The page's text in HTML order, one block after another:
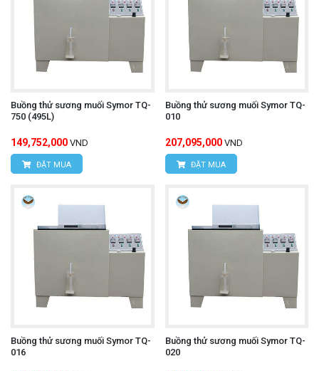
Buồng thử sương muối Symor TQ-
750 (495L)
149,752,000 VND
ĐẶT MUA
Buồng thử sương muối Symor TQ-
010
207,095,000 VND
ĐẶT MUA
Buồng thử sương muối Symor TQ-
016
Buồng thử sương muối Symor TQ-
020